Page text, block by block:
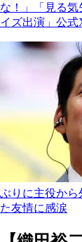
な！」「見る
イズ出演」公
ぶりに主役か
た友情に感涙